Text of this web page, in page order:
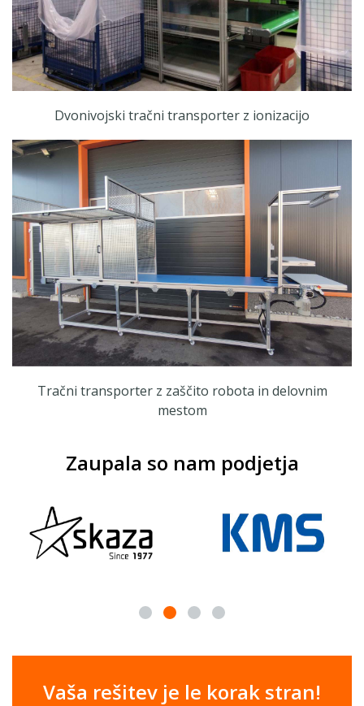
Dvonivojski tračni transporter z ionizacijo
Tračni transporter z zaščito robota in delovnim
mestom
Zaupala so nam podjetja
Vaša rešitev je le korak stran!